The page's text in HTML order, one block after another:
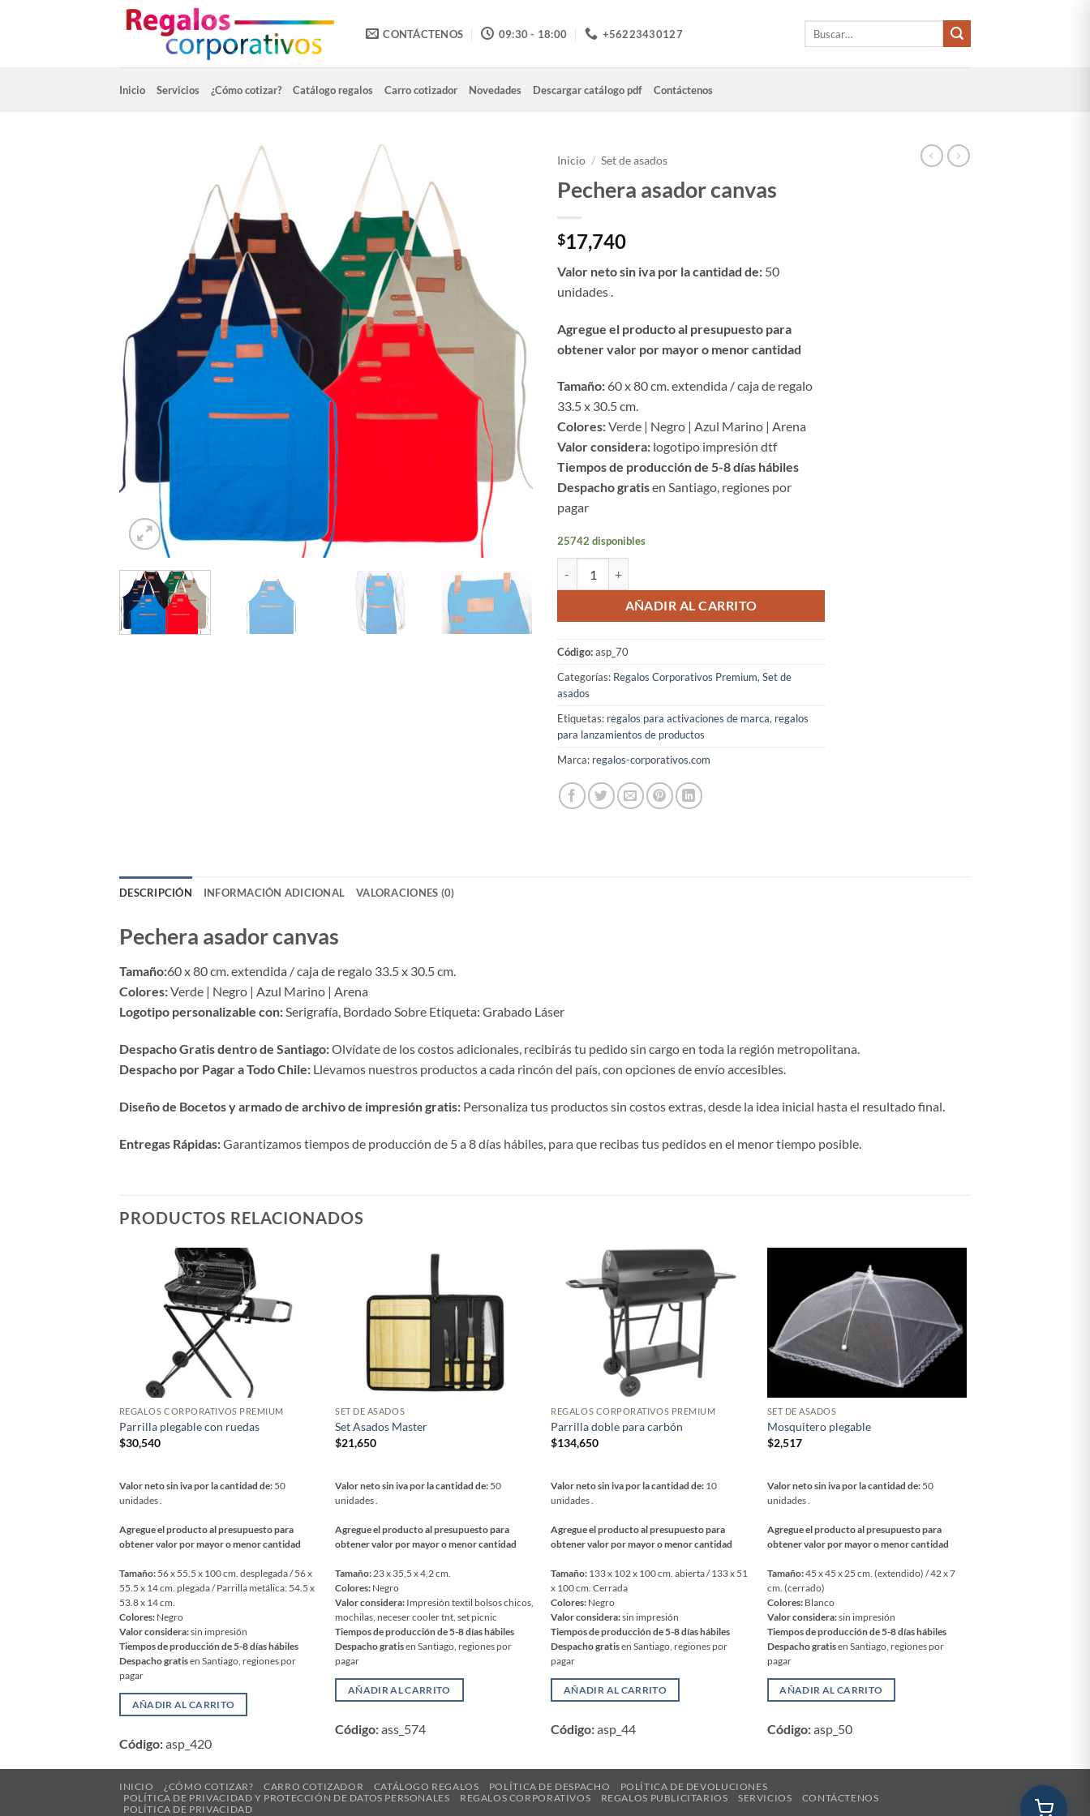
CONTÁCTENOS 09:30 - 18:00 +56223430127
Inicio Servicios ¿Cómo cotizar? Catálogo regalos Carro cotizador Novedades Descargar catálogo pdf Contáctenos
Inicio / Set de asados
Pechera asador canvas
$17,740
Valor neto sin iva por la cantidad de: 50
unidades .
Agregue el producto al presupuesto para
obtener valor por mayor o menor cantidad
Tamaño: 60 x 80 cm. extendida / caja de regalo
33.5 x 30.5 cm.
Colores:Verde | Negro | Azul Marino | Arena
Valor considera: logotipo impresión dtf
Tiempos de producción de 5-8 días hábiles
Despacho gratisen Santiago, regiones por
pagar
25742 disponibles
AÑADIR AL CARRITO
Código:asp_70
Categorías: Regalos Corporativos Premium, Set de
asados
Etiquetas: regalos para activaciones de marca, regalos
para lanzamientos de productos
Marca: regalos-corporativos.com
DESCRIPCIÓN INFORMACIÓN ADICIONAL VALORACIONES (0)
Pechera asador canvas
Tamaño:60 x 80 cm. extendida / caja de regalo 33.5 x 30.5 cm.
Colores:Verde | Negro | Azul Marino | Arena
Logotipo personalizable con:Serigrafía, Bordado Sobre Etiqueta: Grabado Láser
Despacho Gratis dentro de Santiago:Olvídate de los costos adicionales, recibirás tu pedido sin cargo en toda la región metropolitana.
Despacho por Pagar a Todo Chile: Llevamos nuestros productos a cada rincón del país, con opciones de envío accesibles.
Diseño de Bocetos y armado de archivo de impresión gratis: Personaliza tus productos sin costos extras, desde la idea inicial hasta el resultado final.
Entregas Rápidas:Garantizamos tiempos de producción de 5 a 8 días hábiles, para que recibas tus pedidos en el menor tiempo posible.
PRODUCTOS RELACIONADOS
REGALOS CORPORATIVOS PREMIUM
Parrilla plegable con ruedas
$30,540
Valor neto sin iva por la cantidad de: 50
unidades .
Agregue el producto al presupuesto para
obtener valor por mayor o menor cantidad
Tamaño: 56 x 55.5 x 100 cm. desplegada / 56 x
55.5 x 14 cm. plegada / Parrilla metálica: 54.5 x
53.8 x 14 cm.
Colores: Negro
Valor considera:sin impresión
Tiempos de producción de 5-8 días hábiles
Despacho gratisen Santiago, regiones por
pagar
AÑADIR AL CARRITO
Código:asp_420
SET DE ASADOS
Set Asados Master
$21,650
Valor neto sin iva por la cantidad de: 50
unidades .
Agregue el producto al presupuesto para
obtener valor por mayor o menor cantidad
Tamaño: 23 x 35,5 x 4,2 cm.
Colores: Negro
Valor considera: Impresión textil bolsos chicos,
mochilas, neceser cooler tnt, set picnic
Tiempos de producción de 5-8 días hábiles
Despacho gratisen Santiago, regiones por
pagar
AÑADIR AL CARRITO
Código:ass_574
REGALOS CORPORATIVOS PREMIUM
Parrilla doble para carbón
$134,650
Valor neto sin iva por la cantidad de: 10
unidades .
Agregue el producto al presupuesto para
obtener valor por mayor o menor cantidad
Tamaño: 133 x 102 x 100 cm. abierta / 133 x 51
x 100 cm. Cerrada
Colores: Negro
Valor considera:sin impresión
Tiempos de producción de 5-8 días hábiles
Despacho gratisen Santiago, regiones por
pagar
AÑADIR AL CARRITO
Código:asp_44
SET DE ASADOS
Mosquitero plegable
$2,517
Valor neto sin iva por la cantidad de: 50
unidades .
Agregue el producto al presupuesto para
obtener valor por mayor o menor cantidad
Tamaño:45 x 45 x 25 cm. (extendido) / 42 x 7
cm. (cerrado)
Colores: Blanco
Valor considera:sin impresión
Tiempos de producción de 5-8 días hábiles
Despacho gratisen Santiago, regiones por
pagar
AÑADIR AL CARRITO
Código:asp_50
INICIO ¿CÓMO COTIZAR? CARRO COTIZADOR CATÁLOGO REGALOS POLÍTICA DE DESPACHO
POLÍTICA DE DEVOLUCIONES
POLÍTICA DE PRIVACIDAD Y PROTECCIÓN DE DATOS PERSONALES
REGALOS CORPORATIVOS REGALOS PUBLICITARIOS SERVICIOS
CONTÁCTENOS
POLÍTICA DE PRIVACIDAD